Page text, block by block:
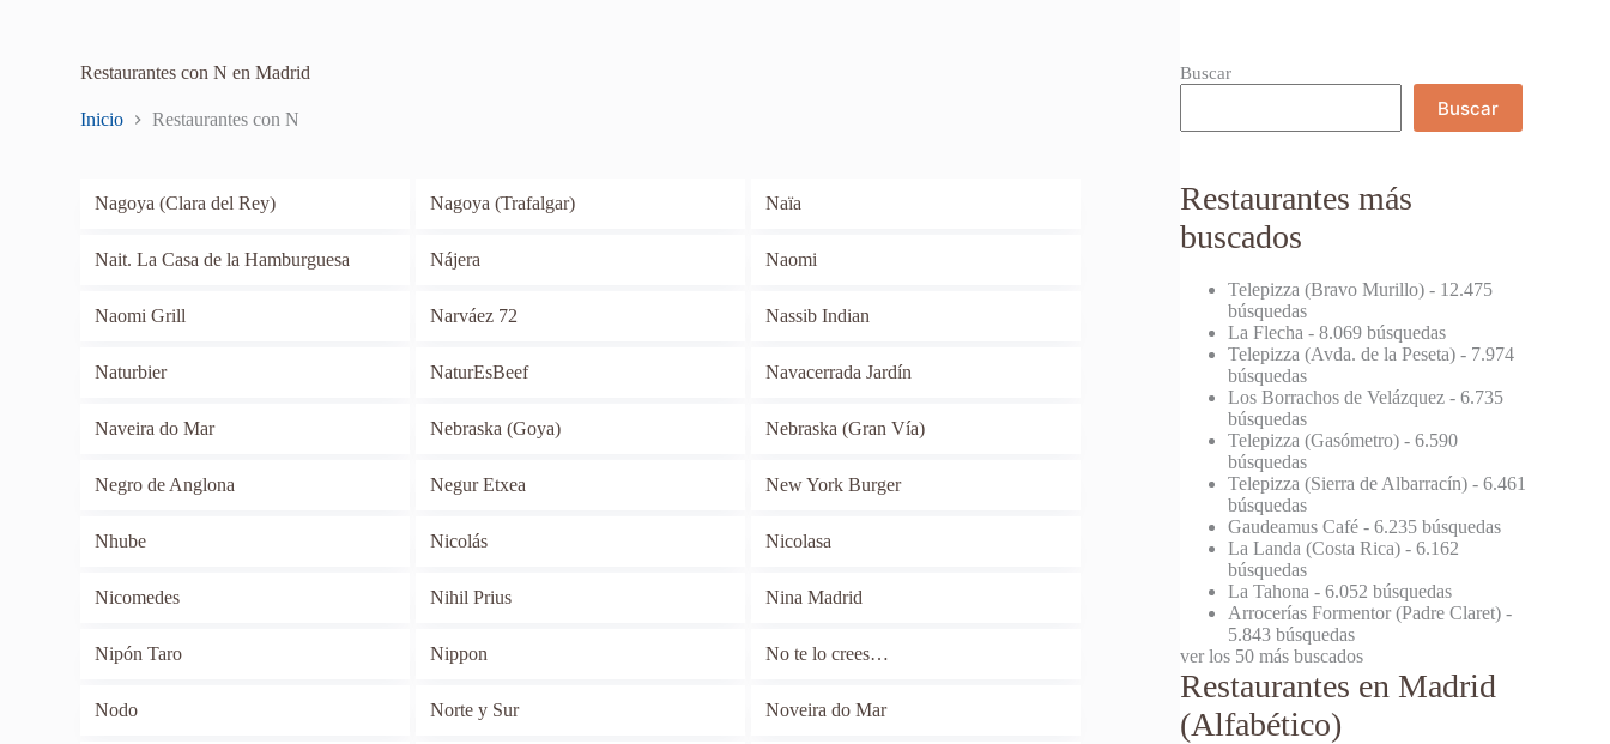
Restaurantes con N en Madrid
Inicio Restaurantes con N
Nagoya (Clara del Rey) Nagoya (Trafalgar) Naïa
Nait. La Casa de la Hamburguesa Nájera Naomi
Naomi Grill Narváez 72 Nassib Indian
Naturbier NaturEsBeef Navacerrada Jardín
Naveira do Mar Nebraska (Goya) Nebraska (Gran Vía)
Negro de Anglona Negur Etxea New York Burger
Nhube Nicolás Nicolasa
Nicomedes Nihil Prius Nina Madrid
Nipón Taro Nippon No te lo crees…
Nodo Norte y Sur Noveira do Mar
Buscar
Buscar
Restaurantes más
buscados
Telepizza (Bravo Murillo) - 12.475
búsquedas
La Flecha - 8.069 búsquedas
Telepizza (Avda. de la Peseta) - 7.974
búsquedas
Los Borrachos de Velázquez - 6.735
búsquedas
Telepizza (Gasómetro) - 6.590
búsquedas
Telepizza (Sierra de Albarracín) - 6.461
búsquedas
Gaudeamus Café - 6.235 búsquedas
La Landa (Costa Rica) - 6.162
búsquedas
La Tahona - 6.052 búsquedas
Arrocerías Formentor (Padre Claret) -
5.843 búsquedas
ver los 50 más buscados
Restaurantes en Madrid
(Alfabético)